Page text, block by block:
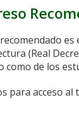
(Real
como de los
para acceso